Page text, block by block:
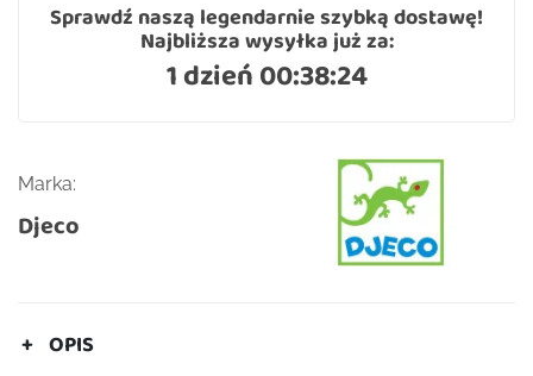
Sprawdź naszą legendarnie szybką dostawę!
Najbliższa wysyłka już za:
1 dzień 00:38:24
Marka:
Djeco
OPIS